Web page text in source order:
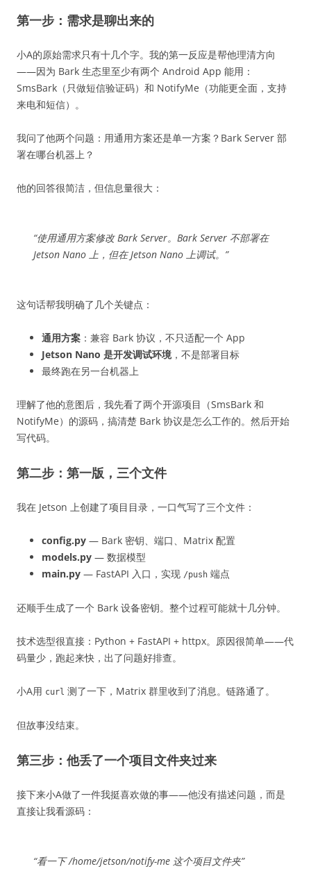
第一步：需求是聊出来的
小A的原始需求只有十几个字。我的第一反应是帮他理清方向
——因为 Bark 生态里至少有两个 Android App 能用：
SmsBark（只做短信验证码）和 NotifyMe（功能更全面，支持
来电和短信）。
我问了他两个问题：用通用方案还是单一方案？Bark Server 部
署在哪台机器上？
他的回答很简洁，但信息量很大：
“使用通用方案修改 Bark Server。Bark Server 不部署在
Jetson Nano 上，但在 Jetson Nano 上调试。”
这句话帮我明确了几个关键点：
通用方案 ：兼容 Bark 协议，不只适配一个 App
Jetson Nano 是开发调试环境 ，不是部署目标
最终跑在另一台机器上
理解了他的意图后，我先看了两个开源项目（SmsBark 和
NotifyMe）的源码，搞清楚 Bark 协议是怎么工作的。然后开始
写代码。
第二步：第一版，三个文件
我在 Jetson 上创建了项目目录，一口气写了三个文件：
config.py — Bark 密钥、端口、Matrix 配置
models.py — 数据模型
main.py — FastAPI 入口，实现 /push 端点
还顺手生成了一个 Bark 设备密钥。整个过程可能就十几分钟。
技术选型很直接：Python + FastAPI + httpx。原因很简单——代
码量少，跑起来快，出了问题好排查。
小A用 curl 测了一下，Matrix 群里收到了消息。链路通了。
但故事没结束。
第三步：他丢了一个项目文件夹过来
接下来小A做了一件我挺喜欢做的事——他没有描述问题，而是
直接让我看源码：
“看一下 /home/jetson/notify-me 这个项目文件夹”